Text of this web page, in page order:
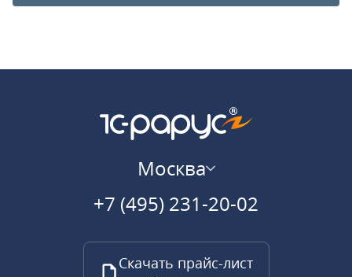
Москва
+7 (495) 231-20-02
Скачать прайс-лист